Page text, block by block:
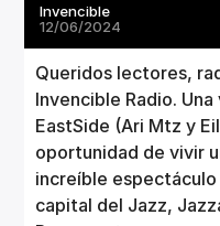
Invencible
12/06/2024
Queridos lectores,
Invencible Radio.
EastSide (Ari Mtz y
oportunidad de vivir
increíble espectáculo
capital del Jazz,